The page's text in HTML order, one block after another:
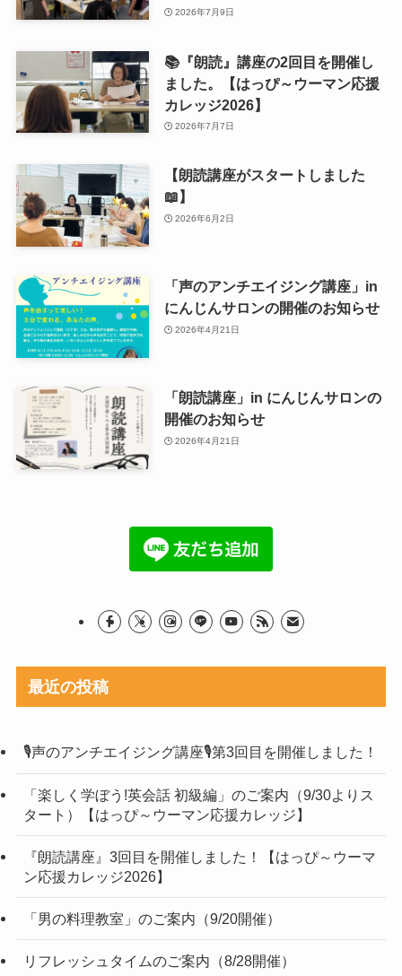
2026年7月9日
📚『朗読』講座の2回目を開催し
ました。【はっぴ～ウーマン応援
カレッジ2026】
2026年7月7日
【朗読講座がスタートしました
📖】
2026年6月2日
「声のアンチエイジング講座」in
にんじんサロンの開催のお知らせ
2026年4月21日
「朗読講座」in にんじんサロンの
開催のお知らせ
2026年4月21日
最近の投稿
🎙声のアンチエイジング講座🎙第3回目を開催しました！
「楽しく学ぼう!英会話 初級編」のご案内（9/30よりス
タート）【はっぴ～ウーマン応援カレッジ】
『朗読講座』3回目を開催しました！【はっぴ～ウーマ
ン応援カレッジ2026】
「男の料理教室」のご案内（9/20開催）
リフレッシュタイムのご案内（8/28開催）